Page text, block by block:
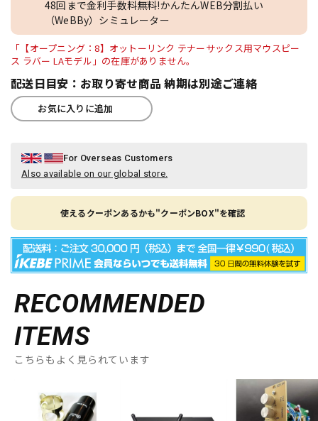
48回まで金利手数料無料!かんたんWEB分割払い
（WeBBy）シミュレーター
「【オープニング：8】オットーリンク テナーサックス用マウスピー
ス ラバー LAモデル」の在庫がありません。
配送日目安：お取り寄せ商品 納期は別途ご連絡
お気に入りに追加
For Overseas Customers
Also available on our global store.
使えるクーポンあるかも"クーポンBOX"を確認
RECOMMENDED
ITEMS
こちらもよく見られています